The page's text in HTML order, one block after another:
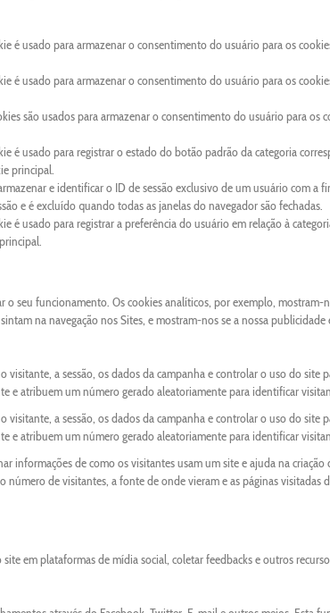
é usado para armazenar o consentimento do usuário para os
é usado para armazenar o consentimento do usuário para os
são usados para armazenar o consentimento do usuário para os
é usado para registrar o estado do botão padrão da categoria
principal.
e identificar o ID de sessão exclusivo de um usuário com a
e é excluído quando todas as janelas do navegador são fechadas.
é usado para registrar a preferência do usuário em relação à
seu funcionamento. Os cookies analíticos, por exemplo, mostram-
na navegação nos Sites, e mostram-nos se a nossa publicidade
a sessão, os dados da campanha e controlar o uso do site
e atribuem um número gerado aleatoriamente para identificar
a sessão, os dados da campanha e controlar o uso do site
e atribuem um número gerado aleatoriamente para identificar
informações de como os visitantes usam um site e ajuda na criação
de visitantes, a fonte de onde vieram e as páginas visitadas
em plataformas de mídia social, coletar feedbacks e outros